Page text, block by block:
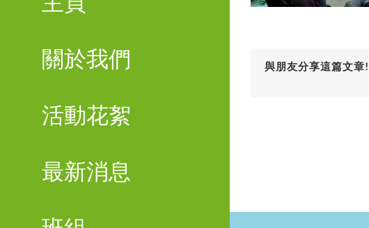
關於我們
活動花絮
最新消息
與朋友分享這篇文章!